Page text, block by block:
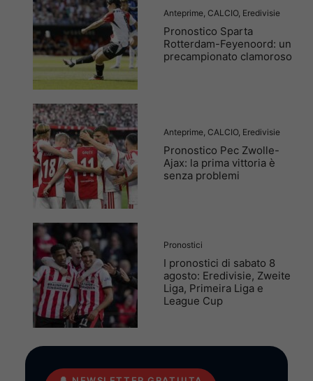
Anteprime, CALCIO, Eredivisie
Pronostico Sparta
Rotterdam-Feyenoord: un
precampionato clamoroso
Anteprime, CALCIO, Eredivisie
Pronostico Pec Zwolle-
Ajax: la prima vittoria è
senza problemi
Pronostici
I pronostici di sabato 8
agosto: Eredivisie, Zweite
Liga, Primeira Liga e
League Cup